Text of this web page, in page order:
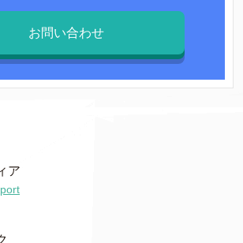
お問い合わせ
ア